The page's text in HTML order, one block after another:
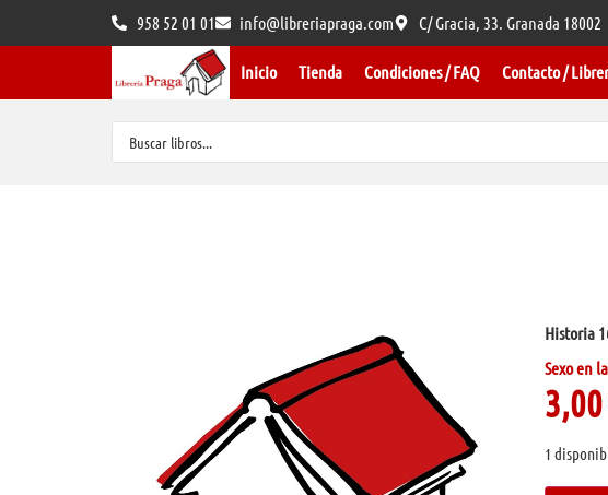
958 52 01 01 info@libreriapraga.com C/ Gracia, 33. Granada 18002
Inicio Tienda Condiciones / FAQ Contacto /
Historia
Sexo en
3,00
1